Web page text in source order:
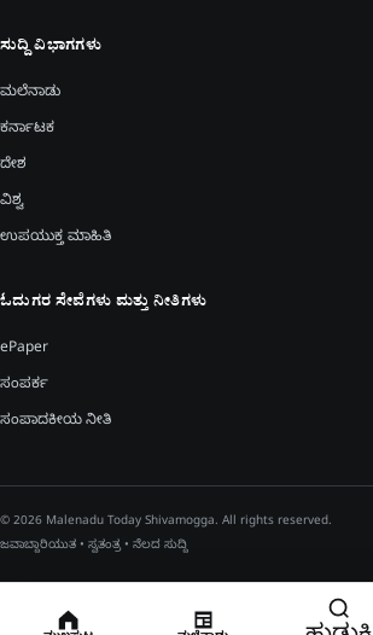
ಸುದ್ದಿ ವಿಭಾಗಗಳು
ಮಲೆನಾಡು
ಕರ್ನಾಟಕ
ದೇಶ
ವಿಶ್ವ
ಉಪಯುಕ್ತ ಮಾಹಿತಿ
ಓದುಗರ ಸೇವೆಗಳು ಮತ್ತು ನೀತಿಗಳು
ePaper
ಸಂಪರ್ಕ
ಸಂಪಾದಕೀಯ ನೀತಿ
© 2026 Malenadu Today Shivamogga. All rights reserved.
ಜವಾಬ್ದಾರಿಯುತ • ಸ್ವತಂತ್ರ • ನೆಲದ ಸುದ್ದಿ